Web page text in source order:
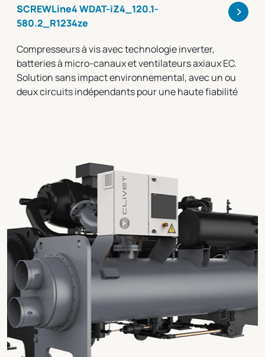
SCREWLine4 WDAT-iZ4_120.1-
580.2_R1234ze
>
Compresseurs à vis avec technologie inverter,
batteries à micro-canaux et ventilateurs axiaux EC.
Solution sans impact environnemental, avec un ou
deux circuits indépendants pour une haute fiabilité